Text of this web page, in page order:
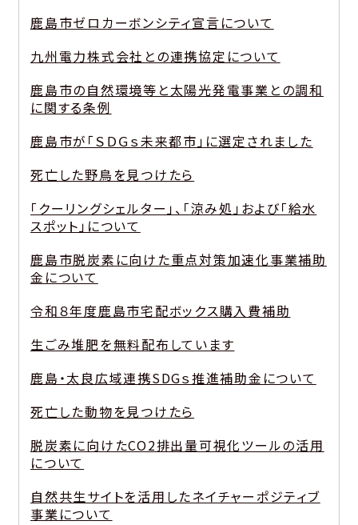
鹿島市ゼロカーボンシティ宣言について
九州電力株式会社との連携協定について
鹿島市の自然環境等と太陽光発電事業との調和
に関する条例
鹿島市が「ＳＤＧｓ未来都市」に選定されました
死亡した野鳥を見つけたら
「クーリングシェルター」、「涼み処」および「給水
スポット」について
鹿島市脱炭素に向けた重点対策加速化事業補助
金について
令和８年度鹿島市宅配ボックス購入費補助
生ごみ堆肥を無料配布しています
鹿島・太良広域連携SDGｓ推進補助金について
死亡した動物を見つけたら
脱炭素に向けたCO2排出量可視化ツールの活用
について
自然共生サイトを活用したネイチャーポジティブ
事業について